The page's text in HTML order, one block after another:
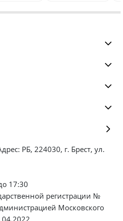
РБ, 224030, г. Брест, ул.
17:30
регистрации №
Московского